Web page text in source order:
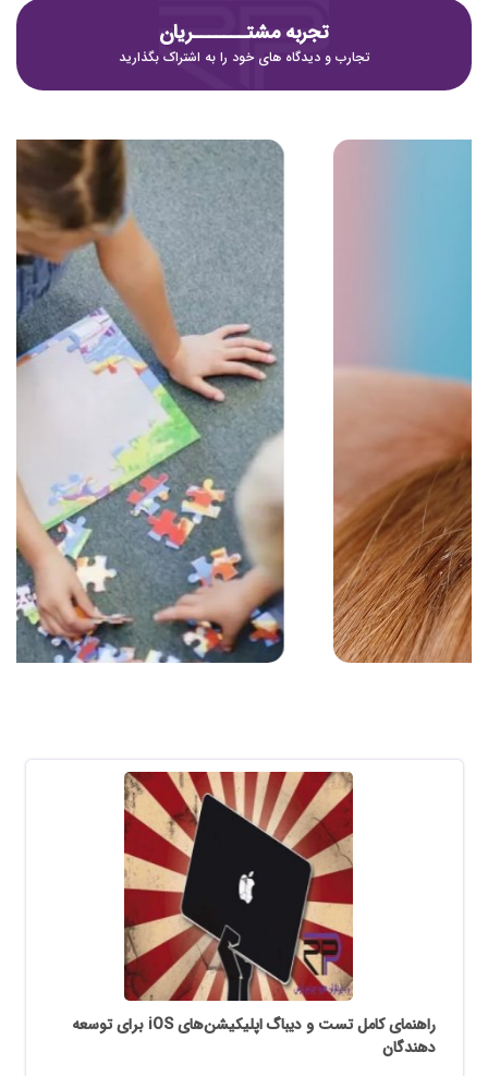
تجربه مشتـــــــریان
تجارب و دیدگاه های خود را به اشتراک بگذارید
راهنمای کامل تست و دیباگ اپلیکیشن‌های iOS برای توسعه
دهندگان